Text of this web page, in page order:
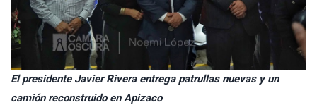
El presidente Javier Rivera entrega patrullas nuevas y un
camión reconstruido en Apizaco.